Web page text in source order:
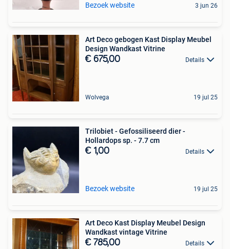
Bezoek website 3 jun 26
Art Deco gebogen Kast Display Meubel
Design Wandkast Vitrine
€ 675,00 Details
Wolvega 19 jul 25
Trilobiet - Gefossiliseerd dier -
Hollardops sp. - 7.7 cm
€ 1,00 Details
Bezoek website 19 jul 25
Art Deco Kast Display Meubel Design
Wandkast vintage Vitrine
€ 785,00 Details